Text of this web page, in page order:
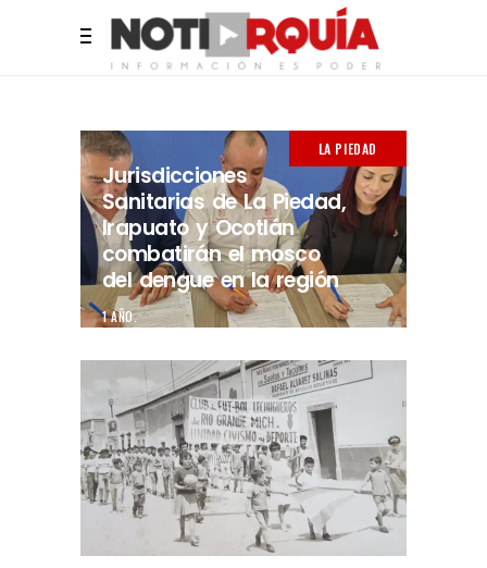
LA PIEDAD
Jurisdicciones
Sanitarias de La Piedad,
Irapuato y Ocotlán
combatirán el mosco
del dengue en la región
1 AÑO.